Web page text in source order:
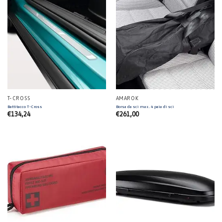
T-CROSS
Battitacco T-Cross
€134,24
AMAROK
Borsa da sci max. 4 paia di sci
€261,00